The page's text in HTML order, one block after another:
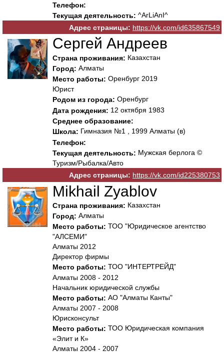
Телефон:
Текущая деятельность: ^ArLiAnI^
Адрес страницы: https://vk.com/id635867549
Сергей Андреев
Страна проживания: Казахстан
Город: Алматы
Место работы: Оренбург 2019
Юрист
Родом из города: Оренбург
Дата рождения: 12 октября 1983
Среднее образование:
Школа: Гимназия №1 , 1999 Алматы (в)
Телефон:
Текущая деятельность: Мужская берлога ©
Туризм/Рыбалка/Авто
Адрес страницы: https://vk.com/id225380753
Mikhail Zyablov
Страна проживания: Казахстан
Город: Алматы
Место работы: ТОО "Юридическое агентство
"АЛСЕМИ"
Алматы 2012
Директор фирмы
Место работы: ТОО "ИНТЕРТРЕЙД"
Алматы 2008 - 2012
Начальник юридической службы
Место работы: АО "Алматы Канты"
Алматы 2007 - 2008
Юрисконсульт
Место работы: ТОО Юридическая компания
«Элит и К»
Алматы 2004 - 2007